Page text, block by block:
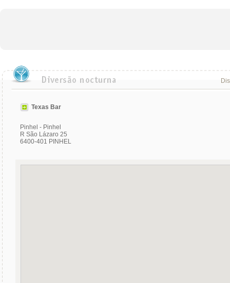
Texas Bar
Pinhel - Pinhel
R São Lázaro 25
6400-401 PINHEL